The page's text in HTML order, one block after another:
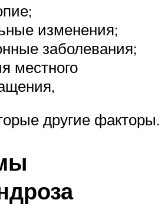
изменения;
заболевания;
местного
другие факторы.